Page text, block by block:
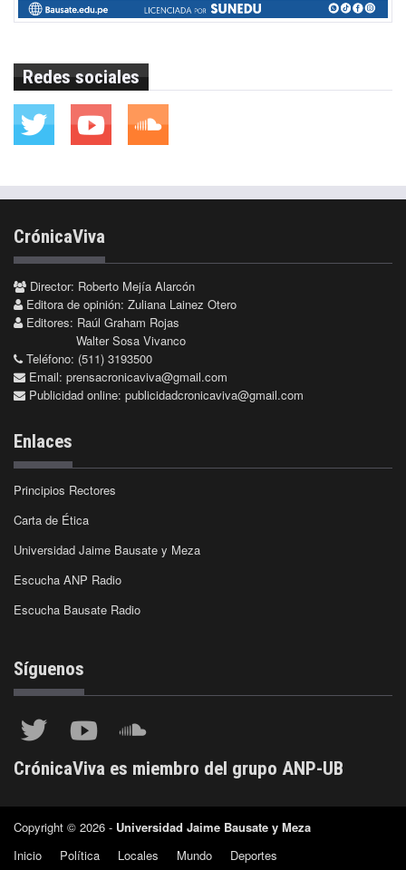
Redes sociales
CrónicaViva
Director: Roberto Mejía Alarcón
Editora de opinión: Zuliana Lainez Otero
Editores: Raúl Graham Rojas
Walter Sosa Vivanco
Teléfono: (511) 3193500
Email: prensacronicaviva@gmail.com
Publicidad online: publicidadcronicaviva@gmail.com
Enlaces
Principios Rectores
Carta de Ética
Universidad Jaime Bausate y Meza
Escucha ANP Radio
Escucha Bausate Radio
Síguenos
CrónicaViva es miembro del grupo ANP-UB
Copyright © 2026 - Universidad Jaime Bausate y Meza
Inicio
Política Locales Mundo Deportes